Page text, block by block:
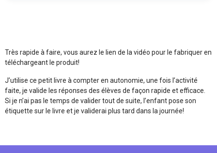
Très rapide à faire, vous aurez le lien de la vidéo pour le fabriquer en
téléchargeant le produit!
J’utilise ce petit livre à compter en autonomie, une fois l’activité
faite, je valide les réponses des élèves de façon rapide et efficace.
Si je n’ai pas le temps de valider tout de suite, l’enfant pose son
étiquette sur le livre et je validerai plus tard dans la journée!